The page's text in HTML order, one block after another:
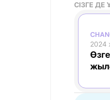
СІЗГЕ ДЕ
2024